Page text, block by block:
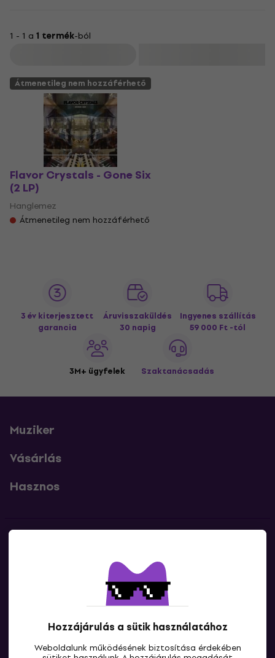
Hozzájárulás a sütik használatához
Weboldalunk működésének biztosítása érdekében
1 - 1 a 1 termék-ból
Átmenetileg nem hozzáférhető
Flavor Crystals - Gone Six
(2 LP)
Hanglemez
Átmenetileg nem hozzáférhető
3 év kiterjesztett
garancia
Áruvisszaküldés
30 napig
Ingyenes szállítás
59 000 Ft -tól
3M+ ügyfelek Szaktanácsadás
Muziker
Vásárlás
Hasznos
Lépj kapcsolatba velünk